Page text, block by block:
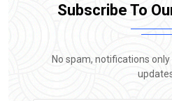
Subscribe To
No spam, notifications